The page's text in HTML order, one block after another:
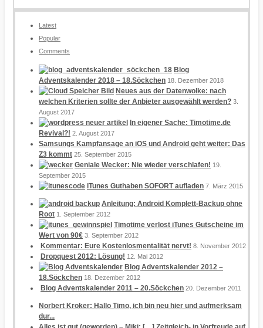
Latest
Popular
Comments
Blog
Adventskalender 2018 – 18.Söckchen 18. Dezember 2018
Neues aus der Datenwolke: nach
welchen Kriterien sollte der Anbieter ausgewählt werden? 3.
August 2017
In eigener Sache: Timotime.de
Revival?! 2. August 2017
Samsungs Kampfansage an iOS und Android geht weiter: Das
Z3 kommt 25. September 2015
Geniale Wecker: Nie wieder verschlafen! 19.
September 2015
iTunes Guthaben SOFORT aufladen 7. März 2015
Anleitung: Android Komplett-Backup ohne
Root 1. September 2012
Timotime verlost iTunes Gutscheine im
Wert von 90€ 3. September 2012
Kommentar: Eure Kostenlosmentalität nervt! 8. November 2012
Dropquest 2012: Lösung! 12. Mai 2012
Blog Adventskalender 2012 –
18.Söckchen 18. Dezember 2012
Blog Adventskalender 2011 – 20.Söckchen 20. Dezember 2011
Norbert Kroker: Hallo Timo, ich bin neu hier und aufmerksam
dur...